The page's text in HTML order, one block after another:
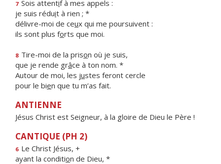
7 Sois attentif à mes appels :
je suis réduit à rien ; *
délivre-moi de ceux qui me poursuivent :
ils sont plus forts que moi.
8 Tire-moi de la prison où je suis,
que je rende grâce à ton nom. *
Autour de moi, les justes feront cercle
pour le bien que tu m’as fait.
ANTIENNE
Jésus Christ est Seigneur, à la gloire de Dieu le Père !
CANTIQUE (PH 2)
6 Le Christ Jésus, +
ayant la condition de Dieu, *